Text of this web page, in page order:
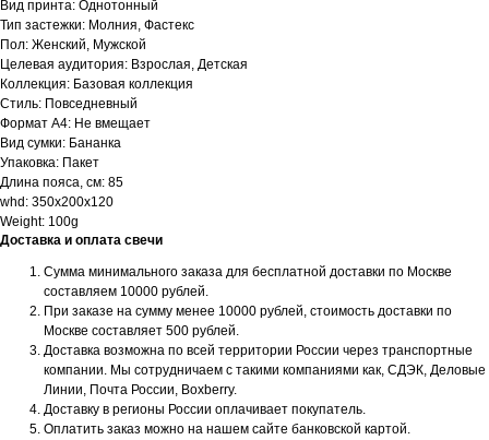
Вид принта: Однотонный
Тип застежки: Молния, Фастекс
Пол: Женский, Мужской
Целевая аудитория: Взрослая, Детская
Коллекция: Базовая коллекция
Стиль: Повседневный
Формат А4: Не вмещает
Вид сумки: Бананка
Упаковка: Пакет
Длина пояса, см: 85
whd: 350x200x120
Weight: 100g
Доставка и оплата свечи
Сумма минимального заказа для бесплатной доставки по Москве
составляем 10000 рублей.
При заказе на сумму менее 10000 рублей, стоимость доставки по
Москве составляет 500 рублей.
Доставка возможна по всей территории России через транспортные
компании. Мы сотрудничаем с такими компаниями как, СДЭК, Деловые
Линии, Почта России, Boxberry.
Доставку в регионы России оплачивает покупатель.
Оплатить заказ можно на нашем сайте банковской картой.